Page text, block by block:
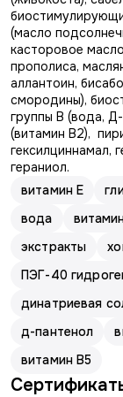
(масло
касторовое
прополиса,
аллантоин,
смородины),
группы В (вода,
(витамин В2),
гексилциннамал,
гераниол.
витамин E
вода
экстракты
ПЭГ-40
динатриевая
д-пантенол
витамин В5